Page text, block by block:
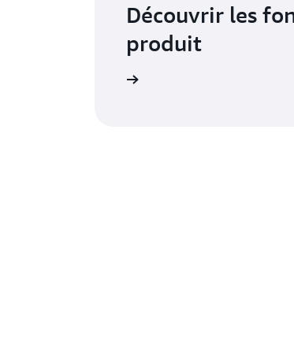
Découvrir les
produit
Du développement aux applications